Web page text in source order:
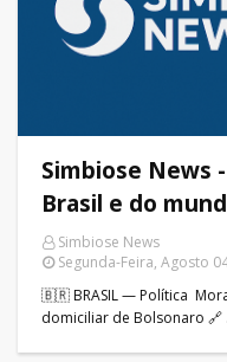
Simbiose News
Brasil e do
Simbiose News
Segunda-Feira, Agosto
🇧🇷 BRASIL — Política
domiciliar de Bolsonaro 🔗